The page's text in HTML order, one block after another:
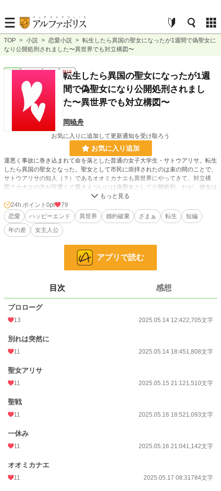
TOP > 小説 > 恋愛小説 > 転生したら異国の聖女になったが1週間で偽聖女に
なり公開処刑されました〜異世界でも対立構図〜
恋愛 連載中 短編 R15
転生したら異国の聖女になったが1週
間で偽聖女になり公開処刑されまし
た〜異世界でも対立構図〜
岡暁舟
お気に入りに追加して更新通知を受け取ろう
お気に入り追加
運悪く事故に巻き込まれて命を落とした普通の女子大学生・サトウアリサ。転生
したら異国の聖女となった。聖女として市民に崇拝されたのは束の間のことで、
サトウアリサの知人（？）であるオオミカナエも異世界にやってきて、対立構
図？カナエの方が可愛くて愛さえついには偽聖女として公開処刑。だが、彼女は
小説 228,679 位 / 228,679 件
恋愛 66,341 位 / 66,341 件
9,721
更新日時
初回公開日時
週間ポイント 56 pt (43,923 位)
月間ポイント
年間ポイント
24h.ポイント 0pt
79
恋愛
ハッピーエンド 異世界 婚約破棄 ざまぁ 転生
短編
年の差
女主人公
アプリで読む
目次 感想
プロローグ
13 2025.05.14 12:422,705文字
別れは突然に
11 2025.05.14 18:451,808文字
聖女アリサ
11 2025.05.15 21:121,510文字
聖戦
11 2025.05.16 18:521,093文字
一休み
11 2025.05.16 21:041,142文字
オオミカナエ
11 2025.05.17 08:31784文字